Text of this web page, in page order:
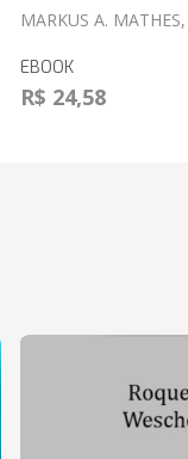
MARKUS A.
EBOOK
R$ 24,58